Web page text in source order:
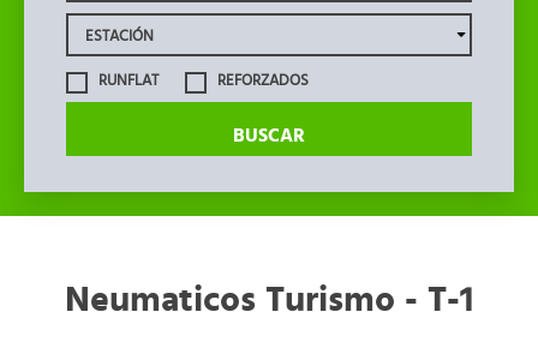
RUNFLAT REFORZADOS
BUSCAR
Neumaticos Turismo - T-1